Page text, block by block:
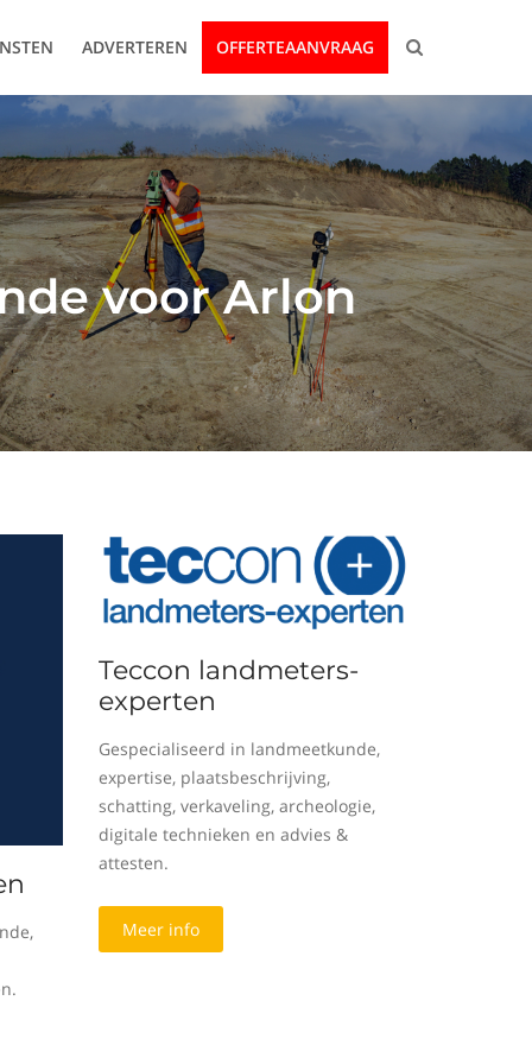
ADVERTEREN OFFERTEAANVRAAG
voor Arlon
Teccon landmeters-
experten
Gespecialiseerd in landmeetkunde,
expertise, plaatsbeschrijving,
schatting, verkaveling, archeologie,
digitale technieken en advies &
attesten.
Meer info